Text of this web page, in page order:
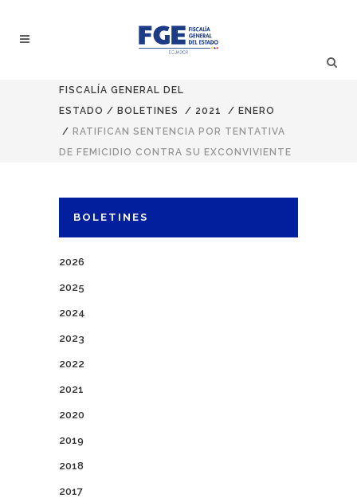
FISCALÍA GENERAL DEL
ESTADO / BOLETINES / 2021 / ENERO
/ RATIFICAN SENTENCIA POR TENTATIVA
DE FEMICIDIO CONTRA SU EXCONVIVIENTE
BOLETINES
2026
2025
2024
2023
2022
2021
2020
2019
2018
2017